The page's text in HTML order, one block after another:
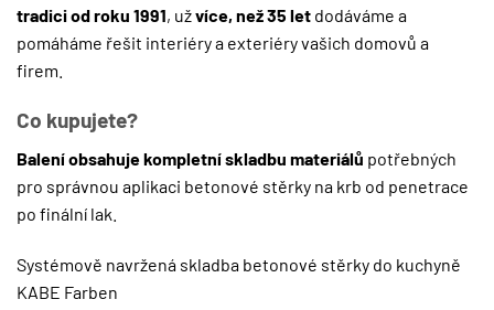
tradici od roku 1991, užvíce, než 35 let dodáváme a
pomáháme řešit interiéry a exteriéry vašich domovů a
firem.
Co kupujete?
Balení obsahuje kompletní skladbu materiálů potřebných
pro správnou aplikaci betonové stěrky na krb od penetrace
po finální lak.
Systémově navržená skladba betonové stěrky do kuchyně
KABE Farben